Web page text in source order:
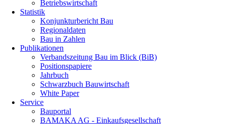
Betriebswirtschaft
Statistik
Konjunkturbericht Bau
Regionaldaten
Bau in Zahlen
Publikationen
Verbandszeitung Bau im Blick (BiB)
Positionspapiere
Jahrbuch
Schwarzbuch Bauwirtschaft
White Paper
Service
Bauportal
BAMAKA AG - Einkaufsgesellschaft